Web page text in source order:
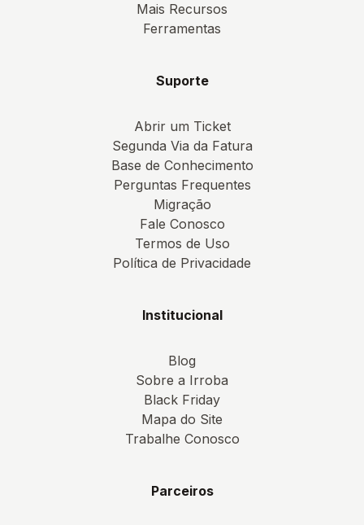
Mais Recursos
Ferramentas
Suporte
Abrir um Ticket
Segunda Via da Fatura
Base de Conhecimento
Perguntas Frequentes
Migração
Fale Conosco
Termos de Uso
Política de Privacidade
Institucional
Blog
Sobre a Irroba
Black Friday
Mapa do Site
Trabalhe Conosco
Parceiros